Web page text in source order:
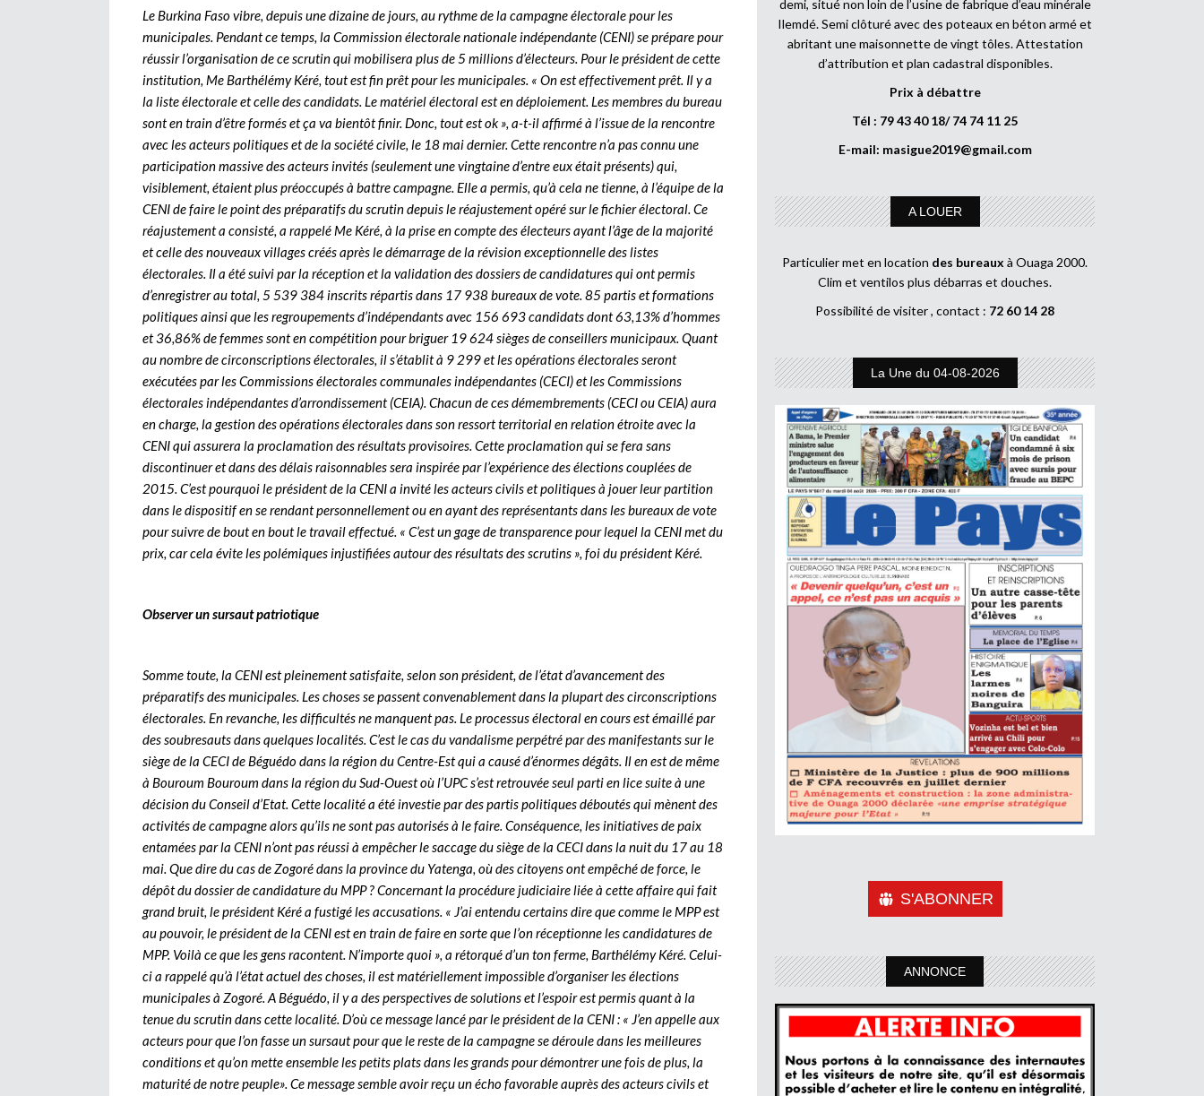
Le Burkina Faso vibre, depuis une dizaine de jours, au rythme de la campagne électorale pour les
municipales. Pendant ce temps, la Commission électorale nationale indépendante (CENI) se prépare pour
réussir l’organisation de ce scrutin qui mobilisera plus de 5 millions d’électeurs. Pour le président de cette
institution, Me Barthélémy Kéré, tout est fin prêt pour les municipales. « On est effectivement prêt. Il y a
la liste électorale et celle des candidats. Le matériel électoral est en déploiement. Les membres du bureau
sont en train d’être formés et ça va bientôt finir. Donc, tout est ok », a-t-il affirmé à l’issue de la rencontre
avec les acteurs politiques et de la société civile, le 18 mai dernier. Cette rencontre n’a pas connu une
participation massive des acteurs invités (seulement une vingtaine d’entre eux était présents) qui,
visiblement, étaient plus préoccupés à battre campagne. Elle a permis, qu’à cela ne tienne, à l’équipe de la
CENI de faire le point des préparatifs du scrutin depuis le réajustement opéré sur le fichier électoral. Ce
réajustement a consisté, a rappelé Me Kéré, à la prise en compte des électeurs ayant l’âge de la majorité
et celle des nouveaux villages créés après le démarrage de la révision exceptionnelle des listes
électorales. Il a été suivi par la réception et la validation des dossiers de candidatures qui ont permis
d’enregistrer au total, 5 539 384 inscrits répartis dans 17 938 bureaux de vote. 85 partis et formations
politiques ainsi que les regroupements d’indépendants avec 156 693 candidats dont 63,13% d’hommes
et 36,86% de femmes sont en compétition pour briguer 19 624 sièges de conseillers municipaux. Quant
au nombre de circonscriptions électorales, il s’établit à 9 299 et les opérations électorales seront
exécutées par les Commissions électorales communales indépendantes (CECI) et les Commissions
électorales indépendantes d’arrondissement (CEIA). Chacun de ces démembrements (CECI ou CEIA) aura
en charge, la gestion des opérations électorales dans son ressort territorial en relation étroite avec la
CENI qui assurera la proclamation des résultats provisoires. Cette proclamation qui se fera sans
discontinuer et dans des délais raisonnables sera inspirée par l’expérience des élections couplées de
2015. C’est pourquoi le président de la CENI a invité les acteurs civils et politiques à jouer leur partition
dans le dispositif en se rendant personnellement ou en ayant des représentants dans les bureaux de vote
pour suivre de bout en bout le travail effectué. « C’est un gage de transparence pour lequel la CENI met du
prix, car cela évite les polémiques injustifiées autour des résultats des scrutins », foi du président Kéré.
Observer un sursaut patriotique
Somme toute, la CENI est pleinement satisfaite, selon son président, de l’état d’avancement des
préparatifs des municipales. Les choses se passent convenablement dans la plupart des circonscriptions
électorales. En revanche, les difficultés ne manquent pas. Le processus électoral en cours est émaillé par
des soubresauts dans quelques localités. C’est le cas du vandalisme perpétré par des manifestants sur le
siège de la CECI de Béguédo dans la région du Centre-Est qui a causé d’énormes dégâts. Il en est de même
à Bouroum Bouroum dans la région du Sud-Ouest où l’UPC s’est retrouvée seul parti en lice suite à une
décision du Conseil d’Etat. Cette localité a été investie par des partis politiques déboutés qui mènent des
activités de campagne alors qu’ils ne sont pas autorisés à le faire. Conséquence, les initiatives de paix
entamées par la CENI n’ont pas réussi à empêcher le saccage du siège de la CECI dans la nuit du 17 au 18
mai. Que dire du cas de Zogoré dans la province du Yatenga, où des citoyens ont empêché de force, le
dépôt du dossier de candidature du MPP ? Concernant la procédure judiciaire liée à cette affaire qui fait
grand bruit, le président Kéré a fustigé les accusations. « J’ai entendu certains dire que comme le MPP est
au pouvoir, le président de la CENI est en train de faire en sorte que l’on réceptionne les candidatures de
MPP. Voilà ce que les gens racontent. N’importe quoi », a rétorqué d’un ton ferme, Barthélémy Kéré. Celui-
ci a rappelé qu’à l’état actuel des choses, il est matériellement impossible d’organiser les élections
municipales à Zogoré. A Béguédo, il y a des perspectives de solutions et l’espoir est permis quant à la
tenue du scrutin dans cette localité. D’où ce message lancé par le président de la CENI : « J’en appelle aux
acteurs pour que l’on fasse un sursaut pour que le reste de la campagne se déroule dans les meilleures
conditions et qu’on mette ensemble les petits plats dans les grands pour démontrer une fois de plus, la
maturité de notre peuple». Ce message semble avoir reçu un écho favorable auprès des acteurs civils et
demi, situé non loin de l’usine de fabrique d’eau minérale
Ilemdé. Semi clôturé avec des poteaux en béton armé et
abritant une maisonnette de vingt tôles. Attestation
d’attribution et plan cadastral disponibles.
Prix à débattre
Tél : 79 43 40 18/ 74 74 11 25
E-mail: masigue2019@gmail.com
A LOUER
Particulier met en location des bureaux à Ouaga 2000.
Clim et ventilos plus débarras et douches.
Possibilité de visiter , contact : 72 60 14 28
La Une du 04-08-2026
S'ABONNER
ANNONCE